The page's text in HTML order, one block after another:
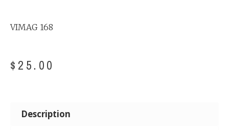
VIMAG 168
$ 25.00
Description